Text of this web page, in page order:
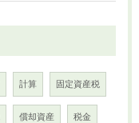
計算 固定資産税
償却資産 税金